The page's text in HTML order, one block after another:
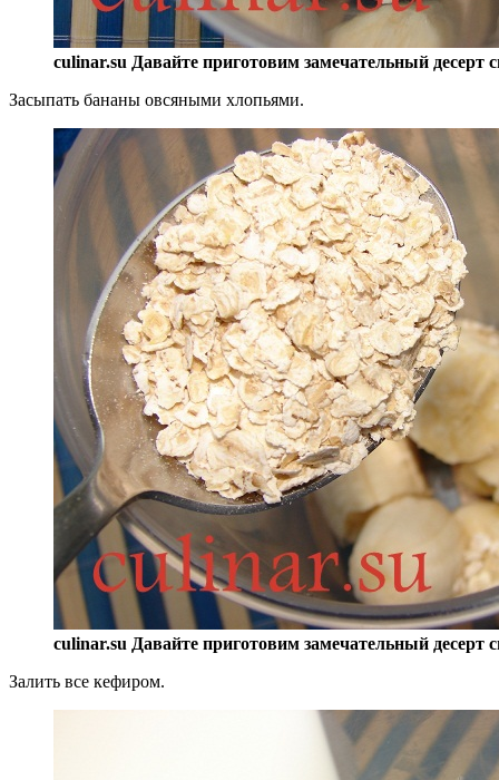
culinar.su Давайте приготовим замечательный десерт
Засыпать бананы овсяными хлопьями.
culinar.su Давайте приготовим замечательный десерт
Залить все кефиром.